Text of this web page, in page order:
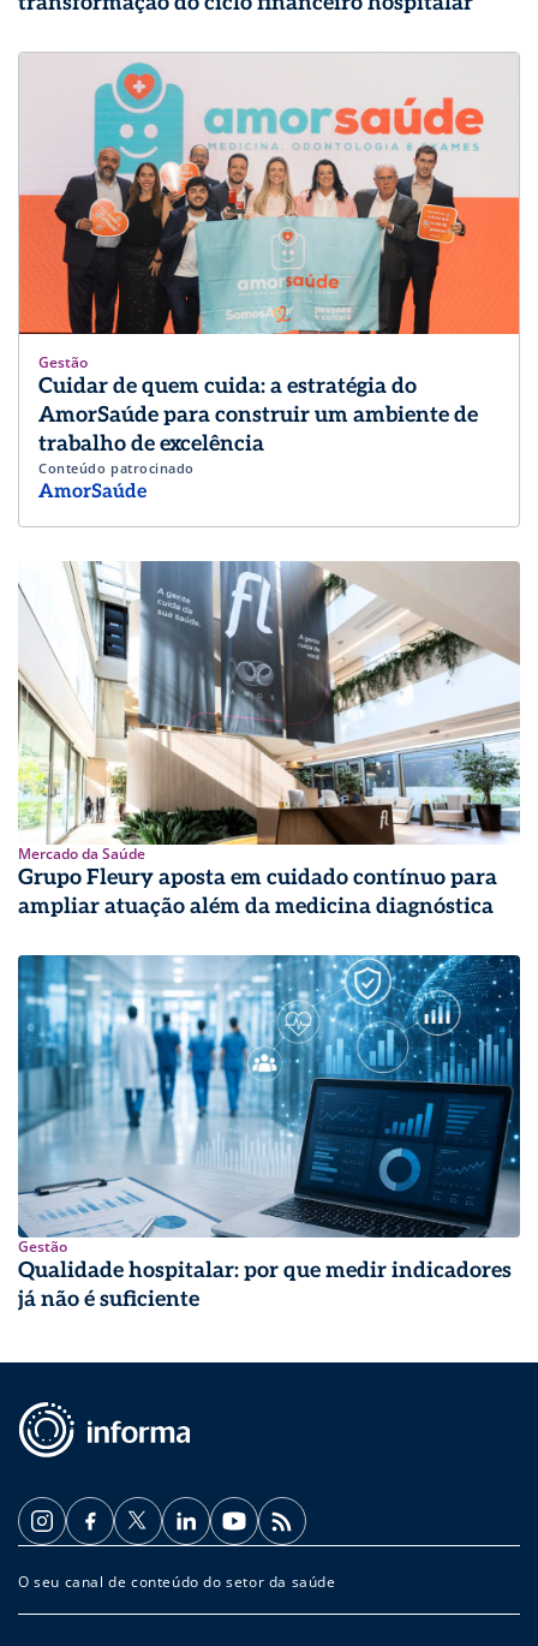
Gestão
Cuidar de quem cuida: a estratégia do
AmorSaúde para construir um ambiente de
trabalho de excelência
Conteúdo patrocinado
AmorSaúde
Mercado da Saúde
Grupo Fleury aposta em cuidado contínuo para
ampliar atuação além da medicina diagnóstica
Gestão
Qualidade hospitalar: por que medir indicadores
já não é suficiente
O seu canal de conteúdo do setor da saúde